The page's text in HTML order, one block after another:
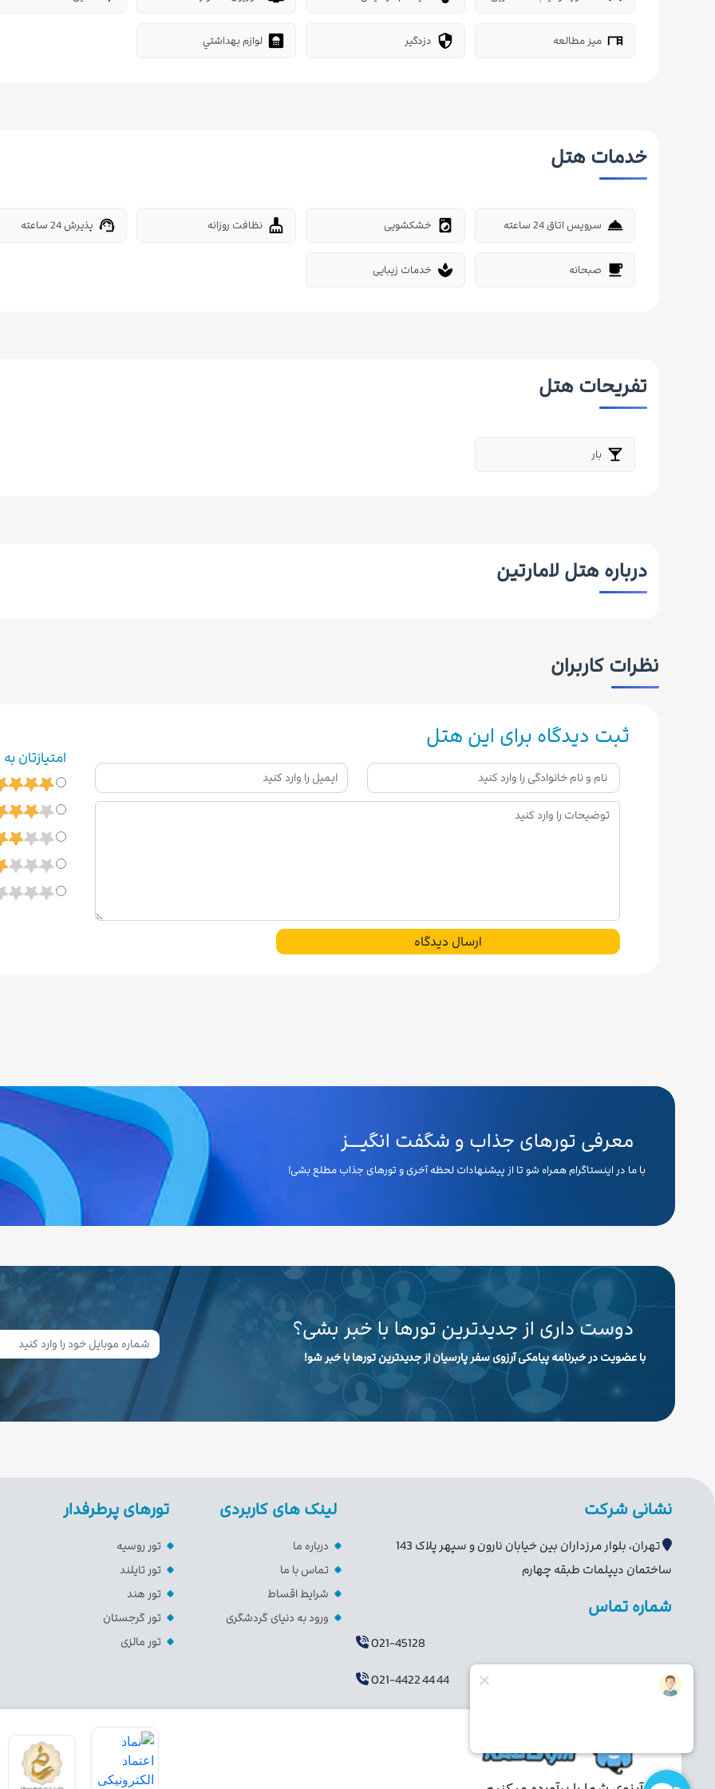
desk میز مطالعه security دزدگیر bathroom لوازم بهداشتي
خدمات هتل
room_service سرویس اتاق 24 ساعته local_laundry_service خشکشویی cleaning_services نظافت روزانه support_agent پذیرش 24 ساعته
free_breakfast صبحانه spa خدمات زیبایی
تفریحات هتل
local_bar بار
درباره هتل لامارتین
نظرات کاربران
ثبت دیدگاه برای این هتل
ارسال دیدگاه
امتیازتان
معرفی تورهای جذاب و شگفت انگیـــز
با ما در اینستاگرام همراه شو تا از پیشنهادات لحظه آخری و تورهای جذاب مطلع بشی!
دوست داری از جدیدترین تورها با خبر بشی؟
با عضویت در خبرنامه پیامکی آرزوی سفر پارسیان از جدیدترین تورها با خبر شو!
نشانی شرکت
تهران، بلوار مرزداران بین خیابان نارون و سپهر پلاک 143
ساختمان دیپلمات طبقه چهارم
شماره تماس
021-45128
021-4422 44 44
لینک های کاربردی
درباره ما
تماس با ما
شرایط اقساط
ورود به دنیای گردشگری
تورهای پرطرفدار
تور روسیه
تور تایلند
تور هند
تور گرجستان
تور مالزی